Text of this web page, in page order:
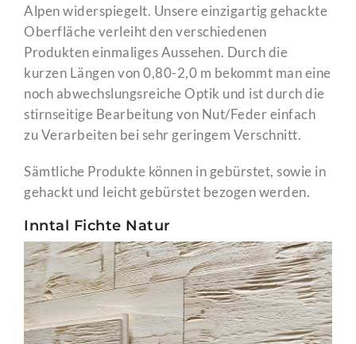
Alpen widerspiegelt. Unsere einzigartig gehackte
Oberfläche verleiht den verschiedenen
Produkten einmaliges Aussehen. Durch die
kurzen Längen von 0,80-2,0 m bekommt man eine
noch abwechslungsreiche Optik und ist durch die
stirnseitige Bearbeitung von Nut/Feder einfach
zu Verarbeiten bei sehr geringem Verschnitt.
Sämtliche Produkte können in gebürstet, sowie in
gehackt und leicht gebürstet bezogen werden.
Inntal Fichte Natur